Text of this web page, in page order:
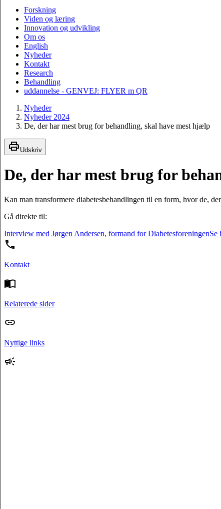
Forskning
Viden og læring
Innovation og udvikling
Om os
English
Nyheder
Kontakt
Research
Behandling
uddannelse - GENVEJ: FLYER m QR
Nyheder
Nyheder 2024
De, der har mest brug for behandling, skal have mest hjælp
Udskriv
De, der har mest brug for
Kan man transformere diabetesbehandlingen til en form, hvor de,
Gå direkte til:
Interview med Jørgen Andersen, formand for DiabetesforeningenSe
Kontakt
Relaterede sider
Nyttige links